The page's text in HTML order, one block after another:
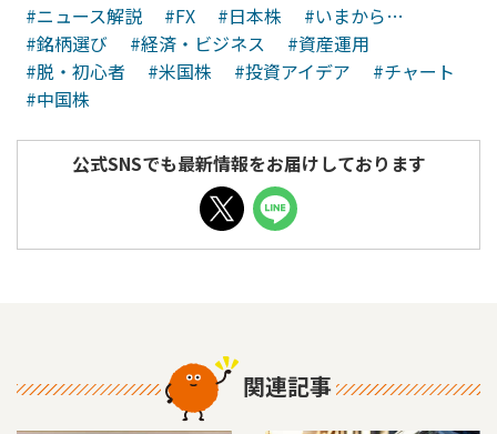
#ニュース解説 #FX #日本株
#いまから…
#銘柄選び
#経済・ビジネス
#資産運用
#脱・初心者
#米国株 #投資アイデア
#チャート
#中国株
公式SNSでも最新情報をお届けしております
関連記事